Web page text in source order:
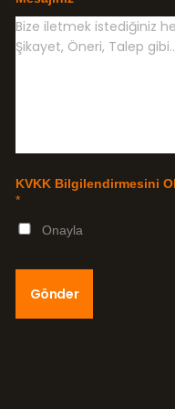
KVKK Bilgilendirmesini
*
Onayla
Gönder